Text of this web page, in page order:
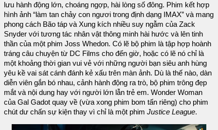
lưu hành động lớn, choáng ngợp, hài lòng số đông. Phim kết hợp
hình ảnh “làm tan chảy con ngươi trong định dạng IMAX” và mang
phong cách Bão táp và Xung kích nhiều suy ngẫm của Zack
Snyder với tương tác nhân vật thông minh hài hước và lên tinh
thần của một phim Joss Whedon. Có lẽ bộ phim là tập hợp hoành
tráng câu chuyện từ DC Films cho đến giờ, hoặc có lẽ nó chỉ là
một khoảng thời gian vui vẻ với những người bạn siêu anh hùng
yêu kề vai sát cánh đánh kẻ xấu trên màn ảnh. Dù là thế nào, dàn
diễn viên gắn bó nhau, cảnh hành động ra trò, bộ phim trông đẹp
mắt và nội dung hay với người lớn lẫn trẻ em. Wonder Woman
của Gal Gadot quay về (vừa xong phim bom tấn riêng) cho phim
chút dư chấn sự kiện thay vì chỉ là một phim Justice League.